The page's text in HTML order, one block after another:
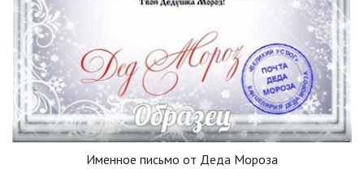
Именное письмо от Деда Мороза